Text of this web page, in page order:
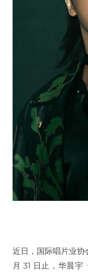
近日，国际唱片业
月 31 日止，华晨